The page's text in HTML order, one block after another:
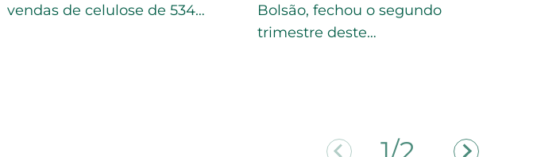
14,4% ano a ano, enquanto as…
trimestre sobre um ano antes, a
1,09…